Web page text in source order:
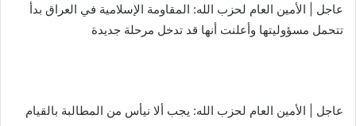
عاجل | الأمين العام لحزب الله: المقاومة الإسلامية في العراق بدأ
تتحمل مسؤوليتها وأعلنت أنها قد تدخل مرحلة جديدة
عاجل | الأمين العام لحزب الله: يجب ألا نيأس من المطالبة بالقيام